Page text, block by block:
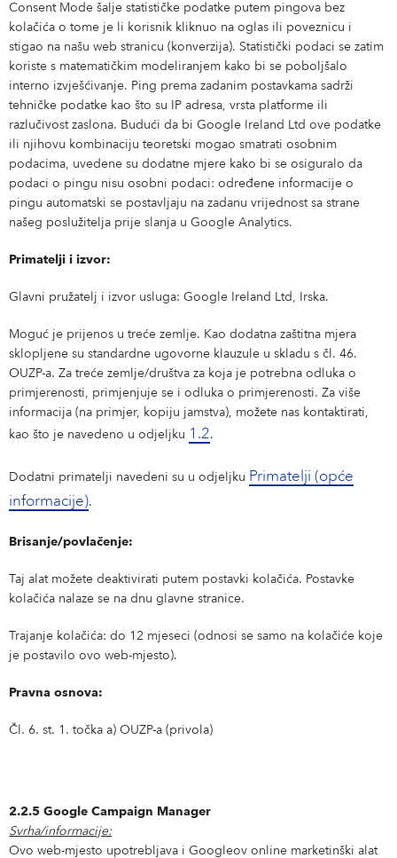
Consent Mode šalje statističke podatke putem pingova bez
kolačića o tome je li korisnik kliknuo na oglas ili poveznicu i
stigao na našu web stranicu (konverzija). Statistički podaci se zatim
koriste s matematičkim modeliranjem kako bi se poboljšalo
interno izvješćivanje. Ping prema zadanim postavkama sadrži
tehničke podatke kao što su IP adresa, vrsta platforme ili
razlučivost zaslona. Budući da bi Google Ireland Ltd ove podatke
ili njihovu kombinaciju teoretski mogao smatrati osobnim
podacima, uvedene su dodatne mjere kako bi se osiguralo da
podaci o pingu nisu osobni podaci: određene informacije o
pingu automatski se postavljaju na zadanu vrijednost sa strane
našeg poslužitelja prije slanja u Google Analytics.
Primatelji i izvor:
Glavni pružatelj i izvor usluga: Google Ireland Ltd, Irska.
Moguć je prijenos u treće zemlje. Kao dodatna zaštitna mjera
sklopljene su standardne ugovorne klauzule u skladu s čl. 46.
OUZP-a. Za treće zemlje/društva za koja je potrebna odluka o
primjerenosti, primjenjuje se i odluka o primjerenosti. Za više
informacija (na primjer, kopiju jamstva), možete nas kontaktirati,
kao što je navedeno u odjeljku 1.2.
Dodatni primatelji navedeni su u odjeljku Primatelji (opće
informacije).
Brisanje/povlačenje:
Taj alat možete deaktivirati putem postavki kolačića. Postavke
kolačića nalaze se na dnu glavne stranice.
Trajanje kolačića: do 12 mjeseci (odnosi se samo na kolačiće koje
je postavilo ovo web-mjesto).
Pravna osnova:
Čl. 6. st. 1. točka a) OUZP-a (privola)
2.2.5 Google Campaign Manager
Svrha/informacije:
Ovo web-mjesto upotrebljava i Googleov online marketinški alat